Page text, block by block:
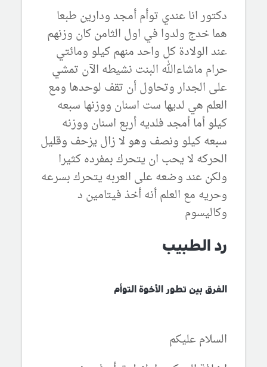
دكتور انا عندي توأم أمجد ودارين طبعا
هما خدج ولدوا في اول الثامن كان وزنهم
عند الولادة كل واحد منهم كيلو ومائتي
حرام ماشاءالله البنت نشيطه الآن تمشي
على الجدار وتحاول أن تقف لوحدها ومع
العلم هي لديها ست اسنان ووزنها سبعه
كيلو أما أمجد فلديه أربع اسنان ووزنه
سبعه كيلو ونصف وهو لا زال يزحف وقليل
الحركه لا يحب ان يتحرك بمفرده كثيرا
ولكن عند وضعه على العربه يتحرك بسرعه
وحريه مع العلم أنه أخذ فيتامين د
وكاليسوم
رد الطبيب
الفرق بين تطور الأخوة التوأم
السلام عليكم